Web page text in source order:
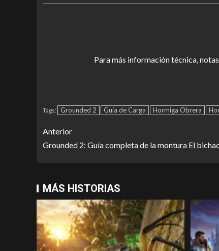
Para más información técnica,
Tags: Grounded 2 Guía de Carga Hormiga Obrera
Anterior
Grounded 2: Guía completa de la montura El
MÁS HISTORIAS